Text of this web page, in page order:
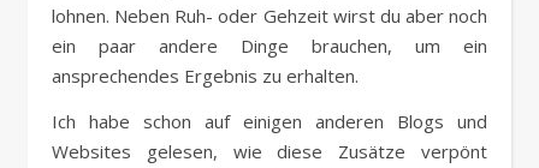
lohnen. Neben Ruh- oder Gehzeit wirst du aber noch
ein paar andere Dinge brauchen, um ein
ansprechendes Ergebnis zu erhalten.
Ich habe schon auf einigen anderen Blogs und
Websites gelesen, wie diese Zusätze verpönt